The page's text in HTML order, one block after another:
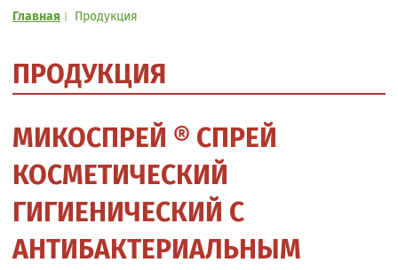
Главная Продукция
ПРОДУКЦИЯ
МИКОСПРЕЙ ® СПРЕЙ
КОСМЕТИЧЕСКИЙ
ГИГИЕНИЧЕСКИЙ С
АНТИБАКТЕРИАЛЬНЫМ